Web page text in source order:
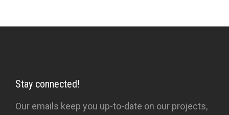
Stay connected!
Our emails keep you up-to-date on our projects,